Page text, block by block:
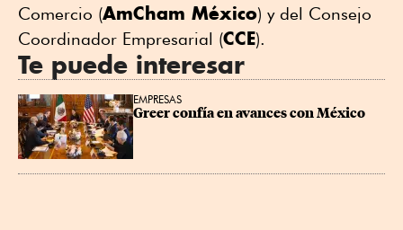
Comercio (AmCham México) y del Consejo
Coordinador Empresarial (CCE).
Te puede interesar
EMPRESAS
Greer confía en avances con México